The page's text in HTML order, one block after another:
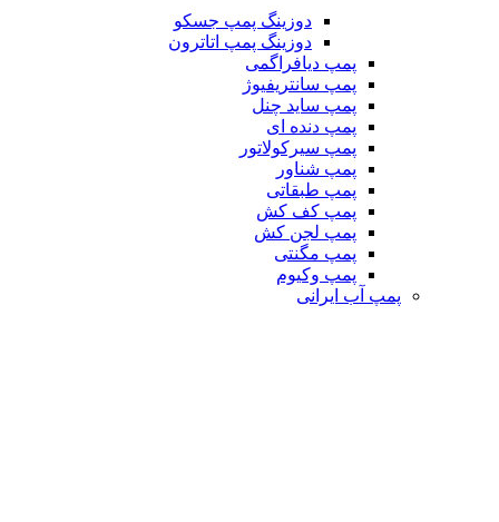
دوزینگ پمپ جسکو
دوزینگ پمپ اتاترون
پمپ دیافراگمی
پمپ سانتریفیوژ
پمپ ساید چنل
پمپ دنده ای
پمپ سیرکولاتور
پمپ شناور
پمپ طبقاتی
پمپ کف کش
پمپ لجن کش
پمپ مگنتی
پمپ وکیوم
پمپ آب ایرانی